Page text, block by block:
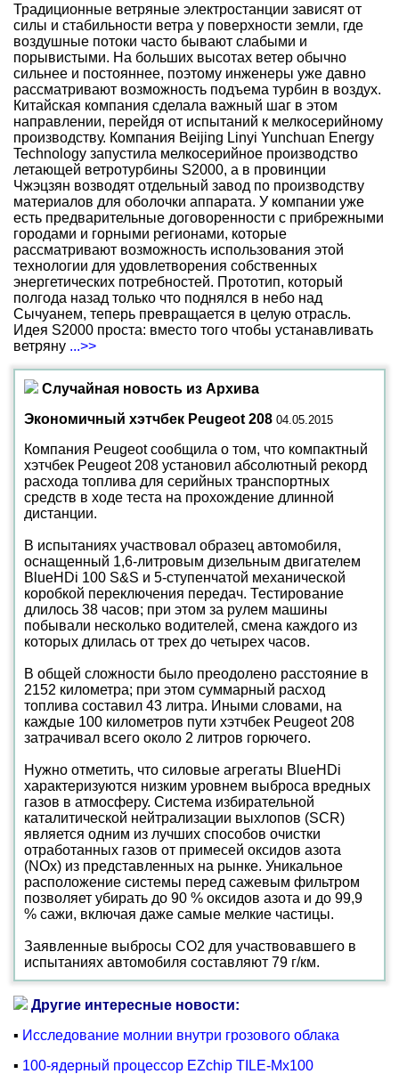
Традиционные ветряные электростанции зависят от
силы и стабильности ветра у поверхности земли, где
воздушные потоки часто бывают слабыми и
порывистыми. На больших высотах ветер обычно
сильнее и постояннее, поэтому инженеры уже давно
рассматривают возможность подъема турбин в воздух.
Китайская компания сделала важный шаг в этом
направлении, перейдя от испытаний к мелкосерийному
производству. Компания Beijing Linyi Yunchuan Energy
Technology запустила мелкосерийное производство
летающей ветротурбины S2000, а в провинции
Чжэцзян возводят отдельный завод по производству
материалов для оболочки аппарата. У компании уже
есть предварительные договоренности с прибрежными
городами и горными регионами, которые
рассматривают возможность использования этой
технологии для удовлетворения собственных
энергетических потребностей. Прототип, который
полгода назад только что поднялся в небо над
Сычуанем, теперь превращается в целую отрасль.
Идея S2000 проста: вместо того чтобы устанавливать
ветряну ...>>
Случайная новость из Архива
Экономичный хэтчбек Peugeot 208 04.05.2015
Компания Peugeot сообщила о том, что компактный
хэтчбек Peugeot 208 установил абсолютный рекорд
расхода топлива для серийных транспортных
средств в ходе теста на прохождение длинной
дистанции.
В испытаниях участвовал образец автомобиля,
оснащенный 1,6-литровым дизельным двигателем
BlueHDi 100 S&S и 5-ступенчатой механической
коробкой переключения передач. Тестирование
длилось 38 часов; при этом за рулем машины
побывали несколько водителей, смена каждого из
которых длилась от трех до четырех часов.
В общей сложности было преодолено расстояние в
2152 километра; при этом суммарный расход
топлива составил 43 литра. Иными словами, на
каждые 100 километров пути хэтчбек Peugeot 208
затрачивал всего около 2 литров горючего.
Нужно отметить, что силовые агрегаты BlueHDi
характеризуются низким уровнем выброса вредных
газов в атмосферу. Система избирательной
каталитической нейтрализации выхлопов (SCR)
является одним из лучших способов очистки
отработанных газов от примесей оксидов азота
(NOx) из представленных на рынке. Уникальное
расположение системы перед сажевым фильтром
позволяет убирать до 90 % оксидов азота и до 99,9
% сажи, включая даже самые мелкие частицы.
Заявленные выбросы СО2 для участвовавшего в
испытаниях автомобиля составляют 79 г/км.
Другие интересные новости:
▪ Исследование молнии внутри грозового облака
▪ 100-ядерный процессор EZchip TILE-Mx100